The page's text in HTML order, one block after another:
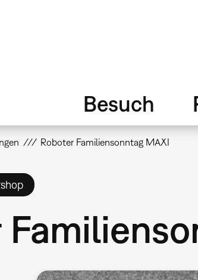
Besuch
Roboter Familiensonntag MAXI